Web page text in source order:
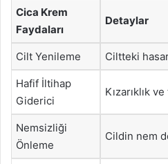
Cica Krem
Faydaları
Detaylar
Cilt Yenileme Ciltteki
Hafif İltihap
Giderici
Kızarıklık
Nemsizliği
Önleme
Cildin nem